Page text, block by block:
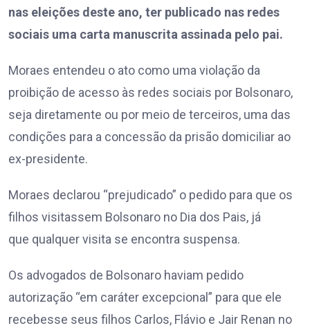
nas eleições deste ano, ter publicado nas redes
sociais uma carta manuscrita assinada pelo pai.
Moraes entendeu o ato como uma violação da
proibição de acesso às redes sociais por Bolsonaro,
seja diretamente ou por meio de terceiros, uma das
condições para a concessão da prisão domiciliar ao
ex-presidente.
Moraes declarou “prejudicado” o pedido para que os
filhos visitassem Bolsonaro no Dia dos Pais, já
que qualquer visita se encontra suspensa.
Os advogados de Bolsonaro haviam pedido
autorização “em caráter excepcional” para que ele
recebesse seus filhos Carlos, Flávio e Jair Renan no